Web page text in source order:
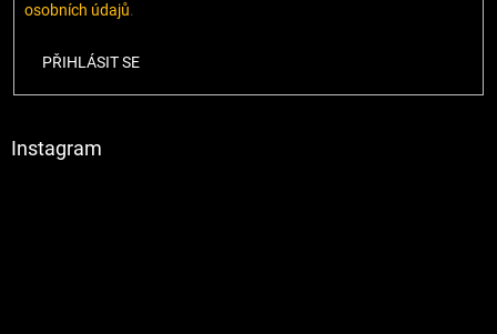
osobních údajů.
PŘIHLÁSIT SE
Instagram